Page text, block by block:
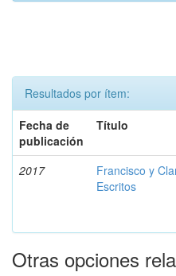
Resultados por ítem:
Fecha de
publicación
Título
2017
Francisco y
Escritos
Otras opciones